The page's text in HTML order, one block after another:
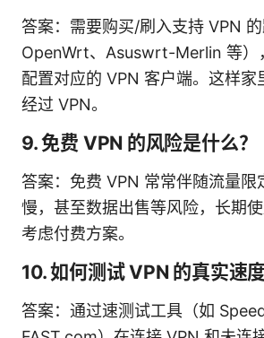
答案：需要购买/刷入支持 VPN
OpenWrt、Asuswrt-Merlin 等）
配置对应的 VPN 客户端。这样家
经过 VPN。
9. 免费 VPN 的风险是什么？
答案：免费 VPN 常常伴随流量限
慢，甚至数据出售等风险，长期
考虑付费方案。
10. 如何测试 VPN 的真实速度
答案：通过速测试工具（如